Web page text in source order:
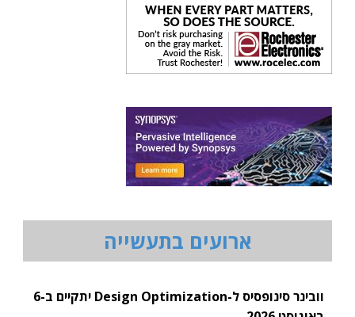
ארועים בתעשייה
וובינר סינופסיס ל-Design Optimization יתקיים ב-6